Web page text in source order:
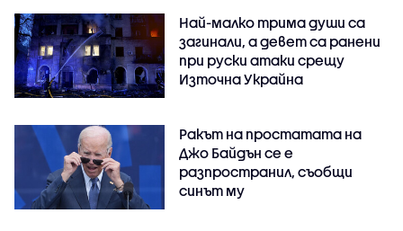
Най-малко трима души са
загинали, а девет са ранени
при руски атаки срещу
Източна Украйна
Ракът на простатата на
Джо Байдън се е
разпространил, съобщи
синът му